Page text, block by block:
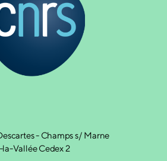
- Champs s/ Marne
Vallée Cedex 2